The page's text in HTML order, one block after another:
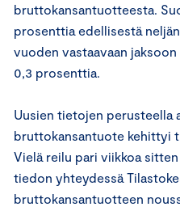
bruttokansantuotteesta.
prosenttia edellisestä
vuoden vastaavaan
0,3 prosenttia.
Uusien tietojen perusteella
bruttokansantuote kehittyi
Vielä reilu pari viikkoa
tiedon yhteydessä
bruttokansantuotteen